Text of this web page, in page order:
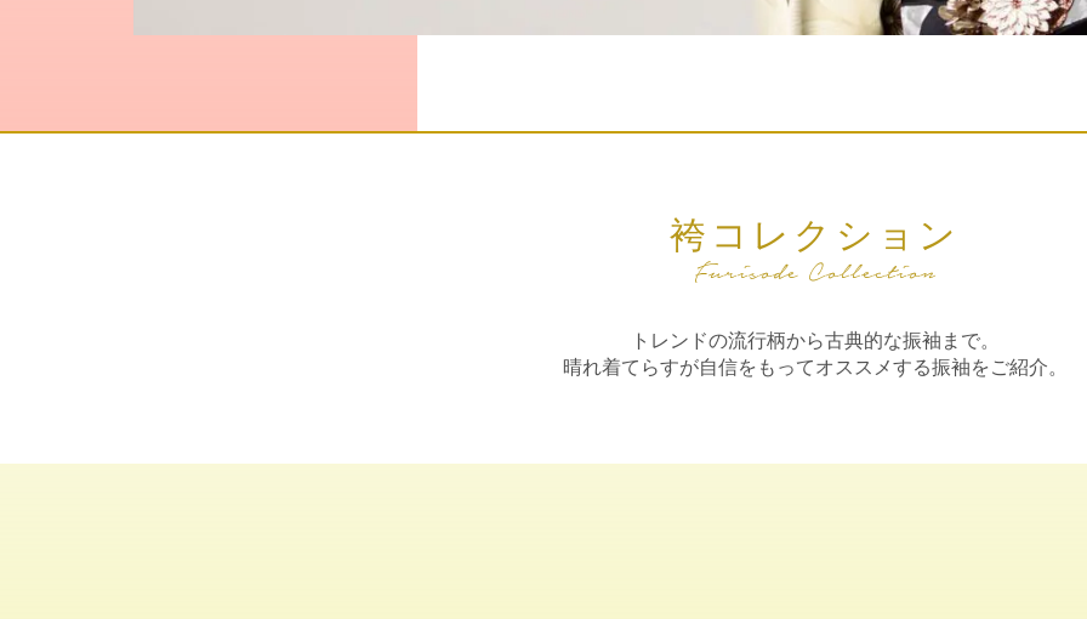
袴コレクション
トレンドの流行柄から古典的な振袖まで。
晴れ着てらすが自信をもってオススメする振袖をご紹介。